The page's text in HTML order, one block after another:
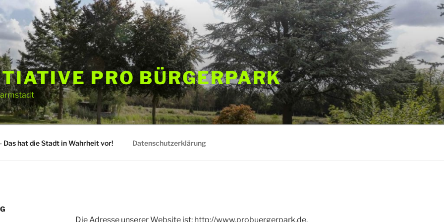
PRO BÜRGERPARK
Das hat die Stadt in Wahrheit vor! Datenschutzerklärung
Die Adresse unserer Website ist: http://www.probuergerpark.de.